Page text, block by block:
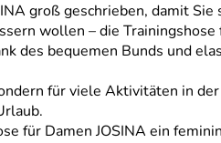
groß geschrieben, damit
wollen – die
des bequemen Bunds und
für viele Aktivitäten in
für Damen JOSINA ein